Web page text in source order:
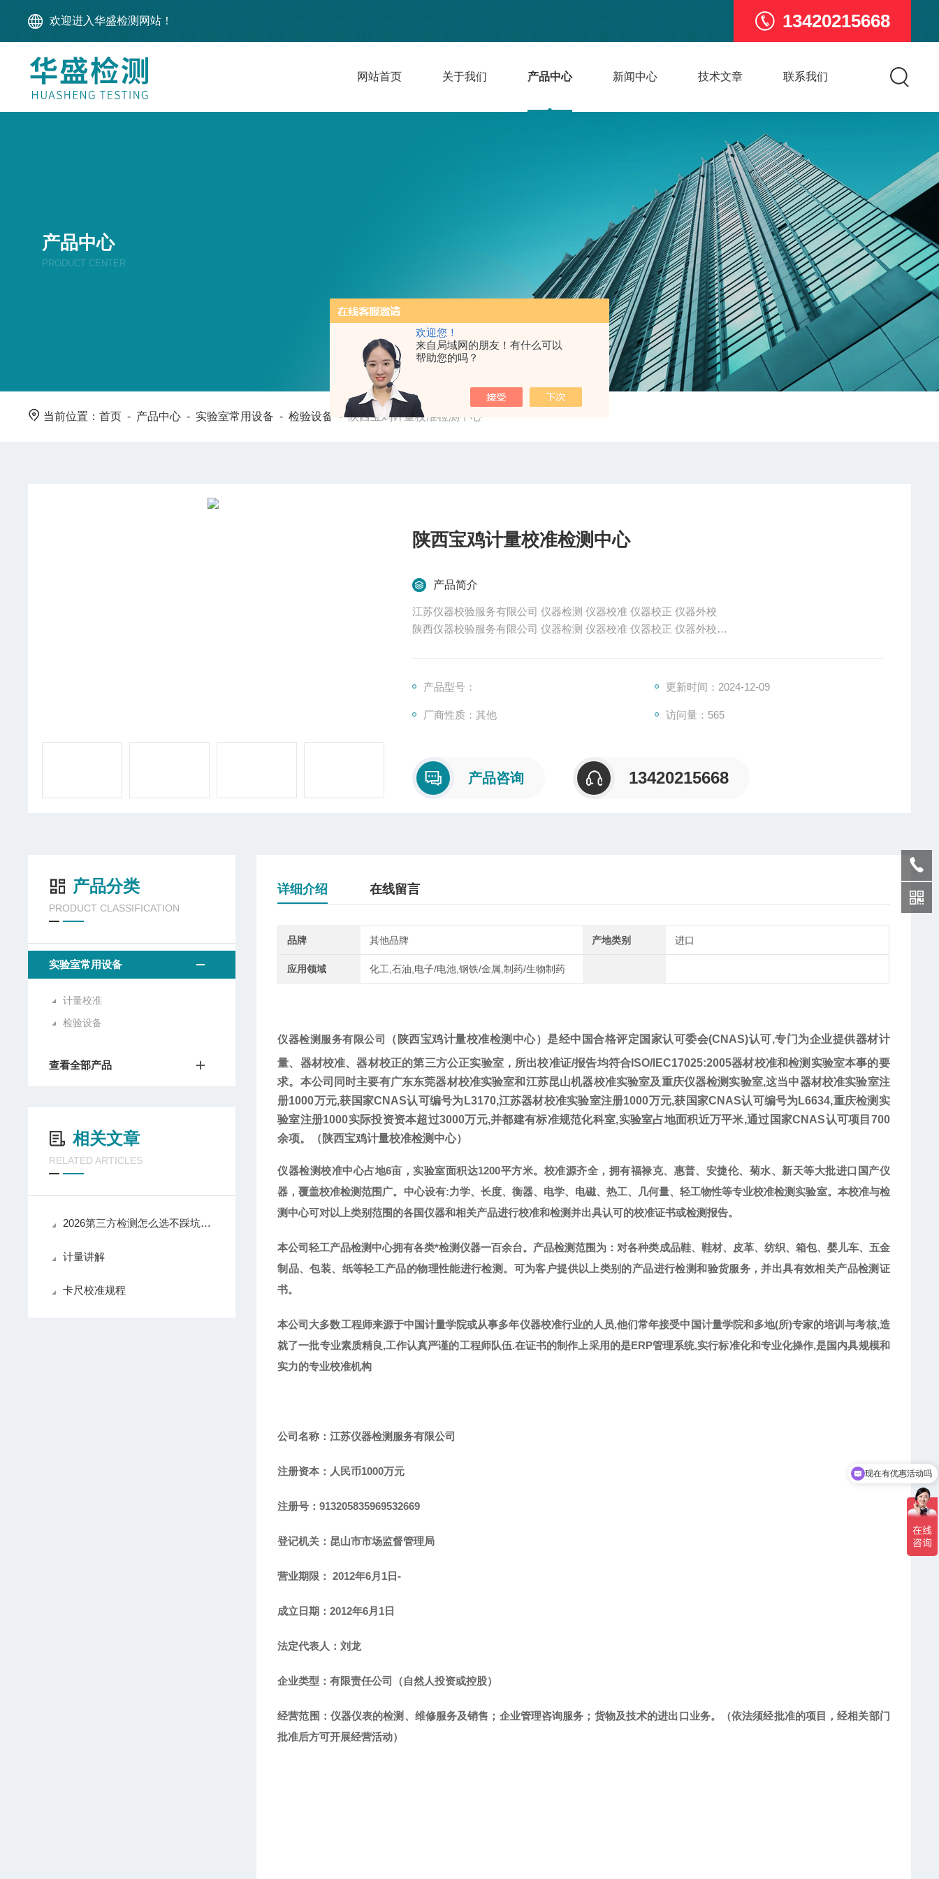
欢迎您！
来自局域网的朋友！有什么可以
帮助您的吗？
欢迎进入华盛检测网站！ 13420215668
网站首页 关于我们 产品中心 新闻中心 技术文章 联系我们
产品中心
PRODUCT CENTER
当前位置：首页 - 产品中心 - 实验室常用设备 -检验设备 -陕西宝鸡计量校准检测中心
陕西宝鸡计量校准检测中心
产品简介
江苏仪器校验服务有限公司 仪器检测 仪器校准 仪器校正 仪器外校
陕西仪器校验服务有限公司 仪器检测 仪器校准 仪器校正 仪器外校
产品型号：
更新时间：2024-12-09
厂商性质：其他 访问量：565
产品咨询 13420215668
详细介绍 在线留言
品牌 其他品牌 产地类别 进口
应用领域 化工,石油,电子/电池,钢铁/金属,制药/生物制药
仪器检测服务有限公司 （ 陕西宝鸡计量校准检测中心）是经中国合格评定国家认可委会(CNAS)认可,专门为企业提供器材计
量、器材校准、器材校正的第三方公正实验室，所出校准证/报告均符合ISO/IEC17025:2005器材校准和检测实验室本事的要
求。本公司同时主要有广东东莞器材校准实验室和江苏昆山机器校准实验室及重庆仪器检测实验室,这当中器材校准实验室注
册1000万元,获国家CNAS认可编号为L3170,江苏器材校准实验室注册1000万元,获国家CNAS认可编号为L6634,重庆检测实
验室注册1000实际投资资本超过3000万元,并都建有标准规范化科室,实验室占地面积近万平米,通过国家CNAS认可项目700
余项。（陕西宝鸡计量校准检测中心）
仪器检测校准中心占地6亩，实验室面积达1200平方米。校准源齐全，拥有福禄克、惠普、安捷伦、菊水、新天等大批进口国产仪
器，覆盖校准检测范围广。中心设有:力学、长度、衡器、电学、电磁、热工、几何量、轻工物性等专业校准检测实验室。本校准与检
测中心可对以上类别范围的各国仪器和相关产品进行校准和检测并出具认可的校准证书或检测报告。
本公司轻工产品检测中心拥有各类*检测仪器一百余台。产品检测范围为：对各种类成品鞋、鞋材、皮革、纺织、箱包、婴儿车、五金
制品、包装、纸等轻工产品的物理性能进行检测。可为客户提供以上类别的产品进行检测和验货服务，并出具有效相关产品检测证
书。
本公司大多数工程师来源于中国计量学院或从事多年仪器校准行业的人员,他们常年接受中国计量学院和多地(所)专家的培训与考核,造
就了一批专业素质精良,工作认真严谨的工程师队伍.在证书的制作上采用的是ERP管理系统,实行标准化和专业化操作,是国内具规模和
实力的专业校准机构
公司名称：江苏仪器检测服务有限公司
注册资本：人民币1000万元
注册号：913205835969532669
登记机关：昆山市市场监督管理局
营业期限： 2012年6月1日-
成立日期：2012年6月1日
法定代表人：刘龙
企业类型：有限责任公司（自然人投资或控股）
经营范围：仪器仪表的检测、维修服务及销售；企业管理咨询服务；货物及技术的进出口业务。（依法须经批准的项目，经相关部门
批准后方可开展经营活动）
产品分类
PRODUCT CLASSIFICATION
实验室常用设备
计量校准
检验设备
查看全部产品
相关文章
RELATED ARTICLES
2026第三方检测怎么选不踩坑？5步“避坑”选购指南（含华盛检测实测）
计量讲解
卡尺校准规程
现在有优惠活动吗